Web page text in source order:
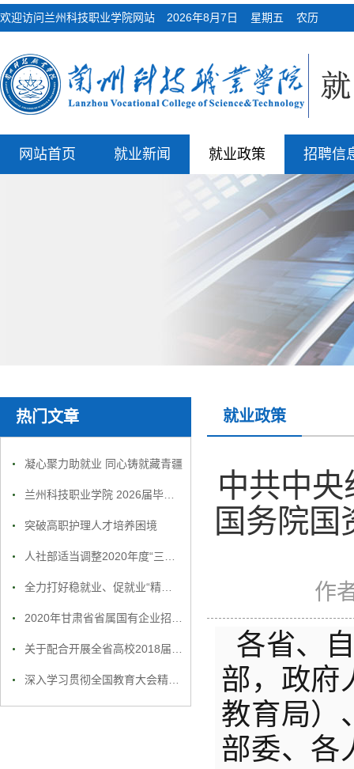
欢迎访问兰州科技职业学院网站 2026年8月7日 星期五 农历
网站首页 就业新闻 就业政策 招聘信
热门文章
凝心聚力助就业 同心铸就藏青疆
突破高职护理人才培养困境
就业政策
中共中
国务院
作
各省、
部，政府
教育局）
部委、各